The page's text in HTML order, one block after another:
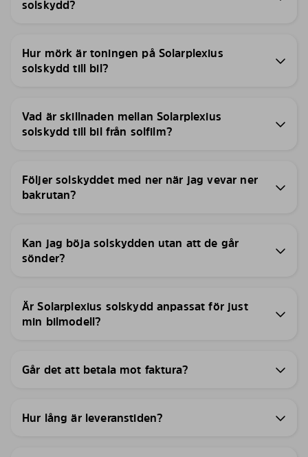
solskydd?
Hur mörk är toningen på Solarplexius
solskydd till bil?
Vad är skillnaden mellan Solarplexius
solskydd till bil från solfilm?
Följer solskyddet med ner när jag vevar ner
bakrutan?
Kan jag böja solskydden utan att de går
sönder?
Är Solarplexius solskydd anpassat för just
min bilmodell?
Går det att betala mot faktura?
Hur lång är leveranstiden?